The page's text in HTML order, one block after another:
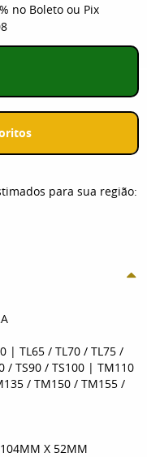
no Boleto ou Pix
para sua região:
| TL65 / TL70 / TL75 /
/ TS90 / TS100 | TM110
/ TM150 / TM155 /
X 52MM